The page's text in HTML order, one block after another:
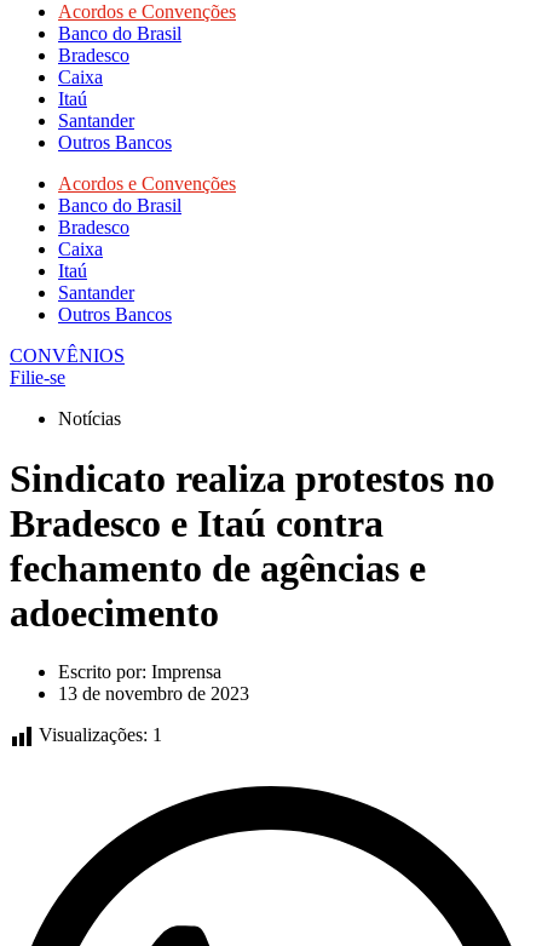
Acordos e Convenções
Banco do Brasil
Bradesco
Caixa
Itaú
Santander
Outros Bancos
Acordos e Convenções
Banco do Brasil
Bradesco
Caixa
Itaú
Santander
Outros Bancos
CONVÊNIOS
Filie-se
Notícias
Sindicato realiza protestos no
Bradesco e Itaú contra
fechamento de agências e
adoecimento
Escrito por: Imprensa
13 de novembro de 2023
Visualizações: 1